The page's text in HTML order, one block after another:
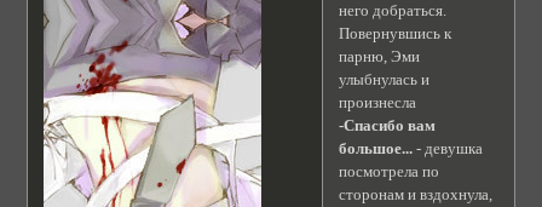
него добраться.
Повернувшись к
парню, Эми
улыбнулась и
произнесла
-Спасибо вам
большое... - девушка
посмотрела по
сторонам и вздохнула,